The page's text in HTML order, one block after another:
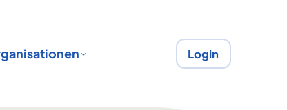
Login